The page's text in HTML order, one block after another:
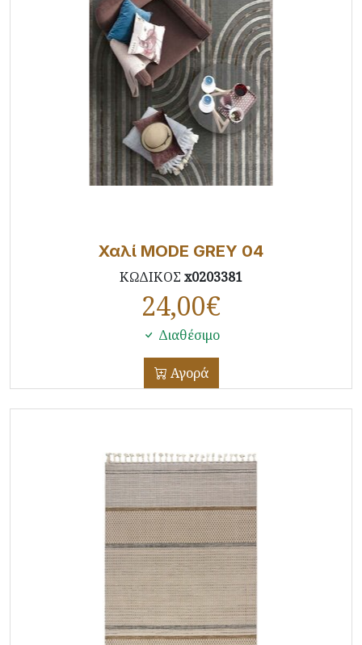
Χαλί MODE GREY 04
ΚΩΔΙΚΟΣ x0203381
24,00€
Διαθέσιμο
Αγορά